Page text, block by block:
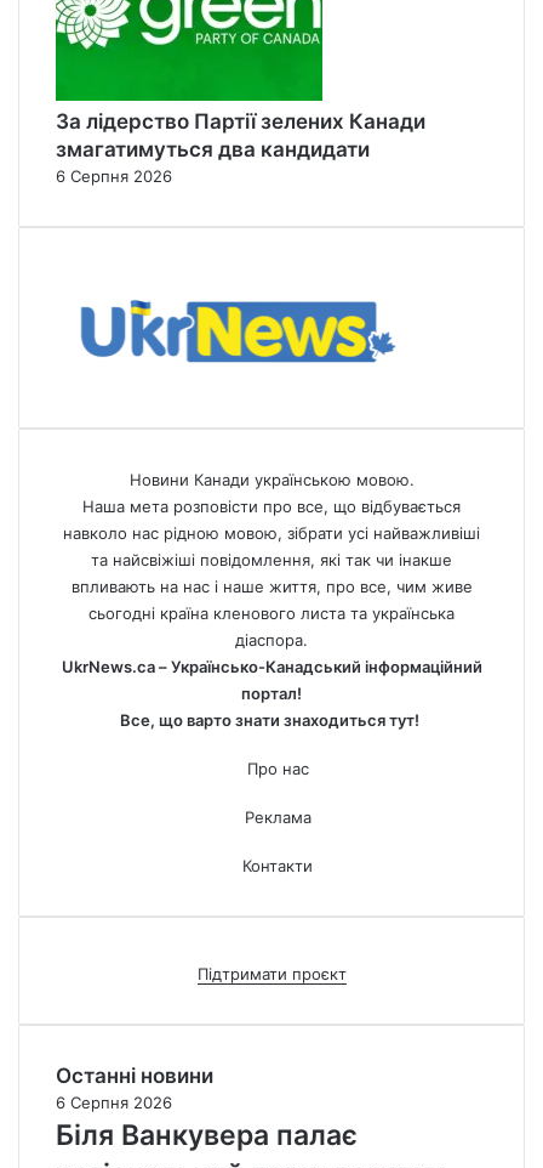
За лідерство Партії зелених Канади
змагатимуться два кандидати
6 Серпня 2026
Новини Канади українською мовою.
Наша мета розповісти про все, що відбувається
навколо нас рідною мовою, зібрати усі найважливіші
та найсвіжіші повідомлення, які так чи інакше
впливають на нас і наше життя, про все, чим живе
сьогодні країна кленового листа та українська
діаспора.
UkrNews.ca – Українсько-Канадський інформаційний
портал!
Все, що варто знати знаходиться тут!
Про нас
Реклама
Контакти
Підтримати проєкт
Останні новини
6 Серпня 2026
Біля Ванкувера палає